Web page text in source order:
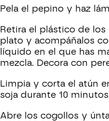
Pela el pepino y haz
Retira el plástico de
plato y acompáñalos
líquido en el que has
mezcla. Decora con
Limpia y corta el atún
soja durante 10
Abre los cogollos y